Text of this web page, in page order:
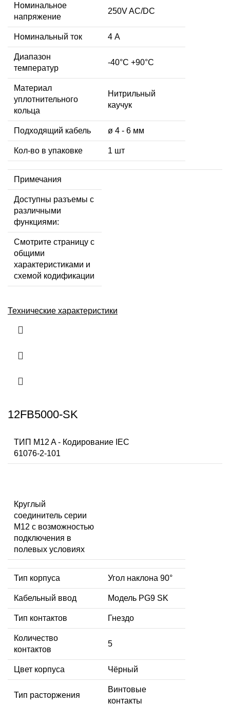
Номинальное
напряжение
250V AC/DC
Номинальный ток 4 А
Диапазон
температур
-40°C +90°C
Материал
уплотнительного
кольца
Нитрильный
каучук
Подходящий кабель ø 4 - 6 мм
Кол-во в упаковке 1 шт
Примечания
Доступны разъемы с
различными
функциями:
Смотрите страницу с
общими
характеристиками и
схемой кодификации
Технические характеристики
12FB5000-SK
ТИП M12 A - Кодирование IEC
61076-2-101
Круглый
соединитель серии
M12 с возможностью
подключения в
полевых условиях
Тип корпуса Угол наклона 90°
Кабельный ввод Модель PG9 SK
Тип контактов Гнездо
Количество
контактов
5
Цвет корпуса Чёрный
Тип расторжения
Винтовые
контакты